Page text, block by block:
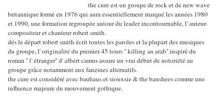
the cure est un groupe de rock et de new wave
britannique formé en 1976 qui aura essentiellement marqué les années 1980
et 1990, une formation regroupée autour du leader incontournable, l' auteur-
compositeur et chanteur robert smith.
dés le départ robert smith écrit toutes les paroles et la plupart des musiques
du groupe, l' originalité du premier 45 tours '' killing an arab'' inspiré du
roman '' l' étranger'' d' albert camus assure un vrai début de notoriété au
groupe grâce notamment aux fanzines alternatifs.
the cure est considéré avec bauhaus et siouxsie & the banshees comme une
influence majeure du mouvement gothique.